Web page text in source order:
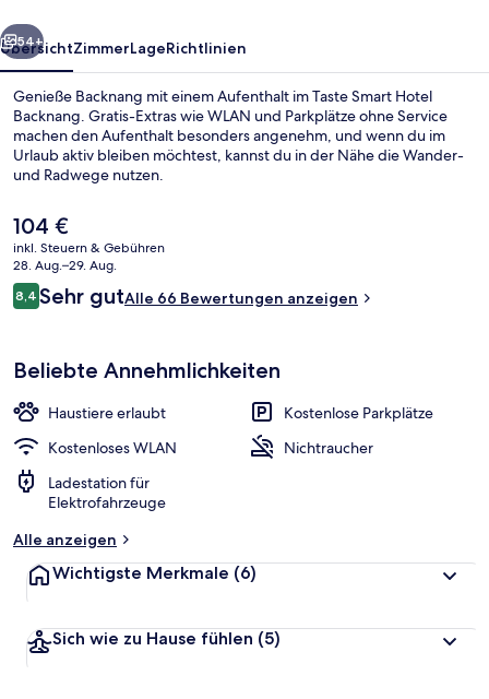
Weiter
54+
ÜbersichtZimmerLageRichtlinien
Genieße Backnang mit einem Aufenthalt im Taste Smart Hotel
Backnang. Gratis-Extras wie WLAN und Parkplätze ohne Service
machen den Aufenthalt besonders angenehm, und wenn du im
Urlaub aktiv bleiben möchtest, kannst du in der Nähe die Wander-
und Radwege nutzen.
Der
aktuelle
Preis
beträgt
104 €.
104 €
inkl. Steuern & Gebühren
28. Aug.–29. Aug.
Bewertungen
8,48,4 von 10.
Sehr gutAlle 66 Bewertungen anzeigen
Beliebte Annehmlichkeiten
Haustiere erlaubt
Kostenlose Parkplätze
Kostenloses WLAN
Nichtraucher
Ladestation für
Elektrofahrzeuge
Alle anzeigen
Wichtigste Merkmale (6)
Sich wie zu Hause fühlen (5)